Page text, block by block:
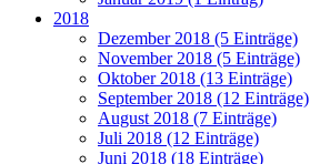
2018
Dezember 2018 (5 Einträge)
November 2018 (5 Einträge)
Oktober 2018 (13 Einträge)
September 2018 (12 Einträge)
August 2018 (7 Einträge)
Juli 2018 (12 Einträge)
Juni 2018 (18 Einträge)